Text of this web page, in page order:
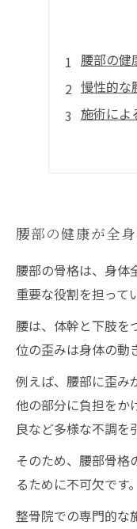
腰部の健
慢性的な
施術によ
予防の
腰部の健康が全
腰部の骨格は、身体
重要な役割を担って
腰は、体幹と下肢を
位の歪みは身体の動
例えば、腰部に歪み
他の部分に負担をか
良など多様な不調を
そのため、腰部骨格
るために不可欠です。
整骨院での専門的な